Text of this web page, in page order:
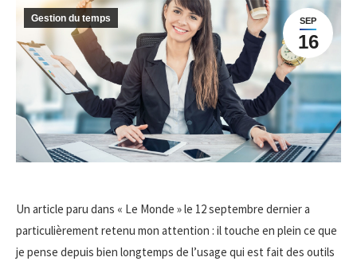
SEP
16
Gestion du temps
Un article paru dans « Le Monde » le 12 septembre dernier a
particulièrement retenu mon attention : il touche en plein ce que
je pense depuis bien longtemps de l’usage qui est fait des outils